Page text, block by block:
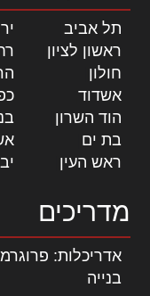
תל אביב
ראשון לציון
חולון
אשדוד
הוד השרון
בת ים
ראש העין
מדריכים
אדריכלות:
בנייה